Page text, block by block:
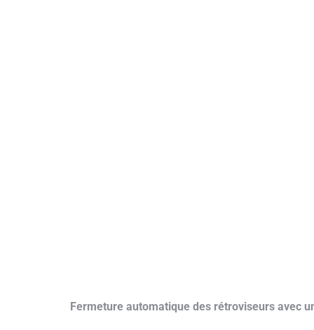
Fermeture automatique des rétroviseurs avec